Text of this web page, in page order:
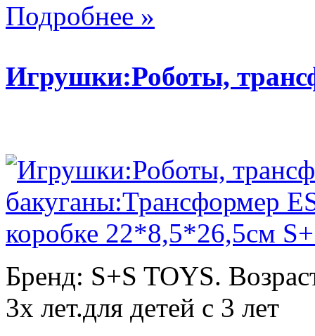
Подробнее »
Игрушки:Роботы,
Бренд: S+S TOYS.
3х лет.для детей с 3 лет